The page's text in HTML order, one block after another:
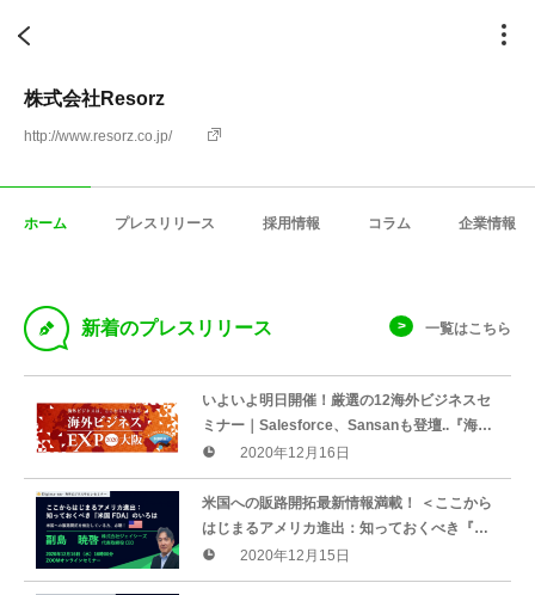
株式会社Resorz
http://www.resorz.co.jp/
ホーム プレスリリース 採用情報 コラム 企業情報
D 新着のプレスリリース 一覧はこちら
いよいよ明日開催！厳選の12海外ビジネスセ
ミナー｜Salesforce、Sansanも登壇..『海外
ビジネスEXPO2020大阪オンライン』
（12/17-18）
2020年12月16日
米国への販路開拓最新情報満載！ ＜ここから
はじまるアメリカ進出：知っておくべき『米
国 FDA』のいろは＞セミナー開催（2020年
12月16日）
2020年12月15日